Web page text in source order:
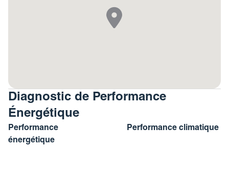
Diagnostic de Performance
Énergétique
Performance
énergétique
Performance climatique